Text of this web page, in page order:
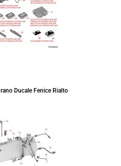
Ducale Fenice Rialto